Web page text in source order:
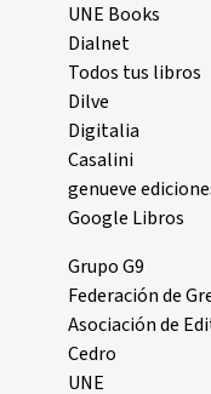
UNE Books
Dialnet
Todos tus libros
Dilve
Digitalia
Casalini
genueve
Google Libros
Grupo G9
Federación de
Asociación de
Cedro
UNE